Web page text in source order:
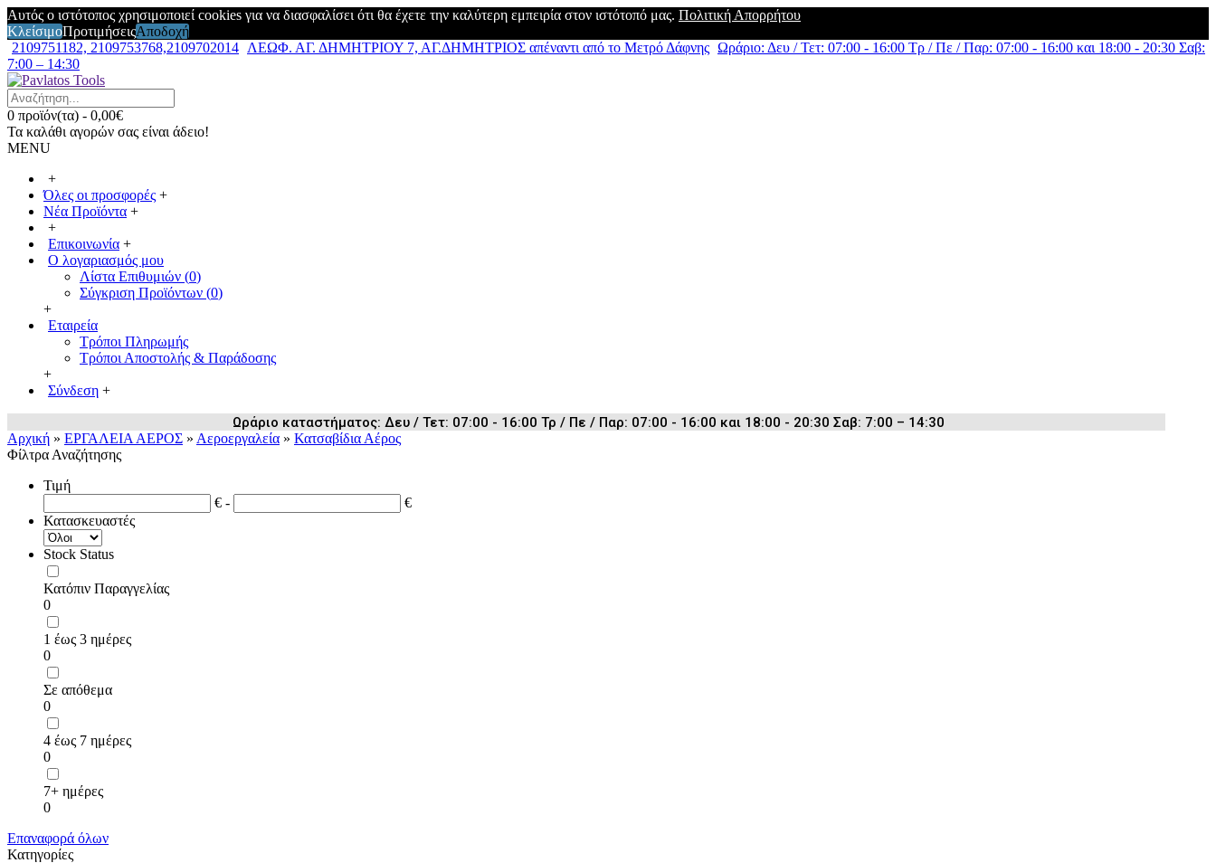
Αυτός ο ιστότοπος χρησιμοποιεί cookies για να διασφαλίσει ότι θα έχετε την καλύτερη εμπειρία στον ιστότοπό μας. Πολιτική Απορρήτου
ΚλείσιμοΠροτιμήσειςΑποδοχή
2109751182, 2109753768,2109702014 ΛΕΩΦ. ΑΓ. ΔΗΜΗΤΡΙΟΥ 7, ΑΓ.ΔΗΜΗΤΡΙΟΣ απέναντι από το Μετρό Δάφνης Ωράριο: Δευ / Τετ: 07:00 - 16:00 Τρ / Πε / Παρ: 07:00 - 16:00 και 18:00 - 20:30 Σαβ:
7:00 – 14:30
0 προϊόν(τα) - 0,00€
Τα καλάθι αγορών σας είναι άδειο!
MENU
+
Όλες οι προσφορές +
Νέα Προϊόντα +
+
Επικοινωνία +
Ο λογαριασμός μου
Λίστα Επιθυμιών (0)
Σύγκριση Προϊόντων (0)
+
Εταιρεία
Τρόποι Πληρωμής
Τρόποι Αποστολής & Παράδοσης
+
Σύνδεση +
Ωράριο καταστήματος: Δευ / Τετ: 07:00 - 16:00 Τρ / Πε / Παρ: 07:00 - 16:00 και 18:00 - 20:30 Σαβ: 7:00 – 14:30
Αρχική » ΕΡΓΑΛΕΙΑ ΑΕΡΟΣ » Αεροεργαλεία » Κατσαβίδια Αέρος
Φίλτρα Αναζήτησης
Τιμή
€ -
€
Κατασκευαστές
Stock Status
Κατόπιν Παραγγελίας
0
1 έως 3 ημέρες
0
Σε απόθεμα
0
4 έως 7 ημέρες
0
7+ ημέρες
0
Επαναφορά όλων
Κατηγορίες